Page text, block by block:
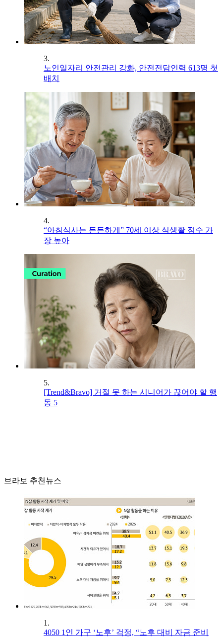
3.
노인일자리 안전관리 강화, 안전전담인력 613명 첫
배치
4.
“아침식사는 든든하게” 70세 이상 식생활 점수 가
장 높아
5.
[Trend&Bravo] 거절 못 하는 시니어가 끊어야 할 행
동 5
브라보 추천뉴스
1.
4050 1인 가구 ‘노후’ 걱정, “노후 대비 자금 준비